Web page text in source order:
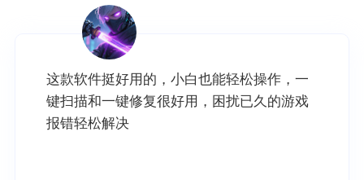
这款软件挺好用的，小白也能轻松操作，一
键扫描和一键修复很好用，困扰已久的游戏
报错轻松解决